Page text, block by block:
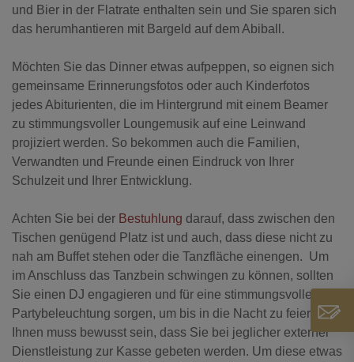
und Bier in der Flatrate enthalten sein und Sie sparen sich
das herumhantieren mit Bargeld auf dem Abiball.
Möchten Sie das Dinner etwas aufpeppen, so eignen sich
gemeinsame Erinnerungsfotos oder auch Kinderfotos
jedes Abiturienten, die im Hintergrund mit einem Beamer
zu stimmungsvoller Loungemusik auf eine Leinwand
projiziert werden. So bekommen auch die Familien,
Verwandten und Freunde einen Eindruck von Ihrer
Schulzeit und Ihrer Entwicklung.
Achten Sie bei der Bestuhlung darauf, dass zwischen den
Tischen genügend Platz ist und auch, dass diese nicht zu
nah am Buffet stehen oder die Tanzfläche einengen. Um
im Anschluss das Tanzbein schwingen zu können, sollten
Sie einen DJ engagieren und für eine stimmungsvolle
Partybeleuchtung sorgen, um bis in die Nacht zu feiern.
Ihnen muss bewusst sein, dass Sie bei jeglicher externer
Dienstleistung zur Kasse gebeten werden. Um diese etwas